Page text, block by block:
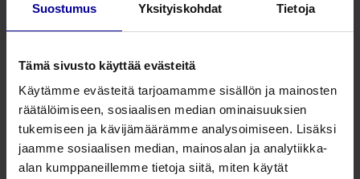
Suostumus Yksityiskohdat Tietoja
Tämä sivusto käyttää evästeitä
Käytämme evästeitä tarjoamamme sisällön ja mainosten
räätälöimiseen, sosiaalisen median ominaisuuksien
tukemiseen ja kävijämäärämme analysoimiseen. Lisäksi
jaamme sosiaalisen median, mainosalan ja analytiikka-
alan kumppaneillemme tietoja siitä, miten käytät
1002351 Kurz Clip Partial Prosthesis, FlexiBAL
1002352 Kurz Clip Partial Prosthesis, FlexiBAL